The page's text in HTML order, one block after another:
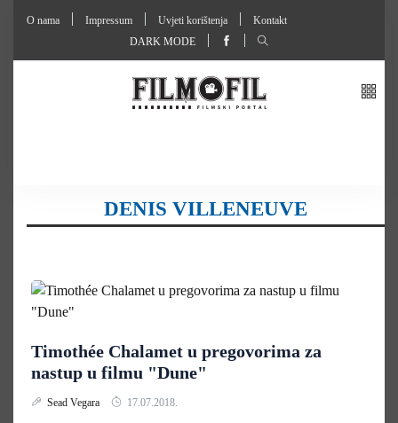
O nama Impressum Uvjeti korištenja
Kontakt
DARK MODE
DENIS VILLENEUVE
Timothée Chalamet u pregovorima za
nastup u filmu "Dune"
Sead Vegara 17.07.2018.